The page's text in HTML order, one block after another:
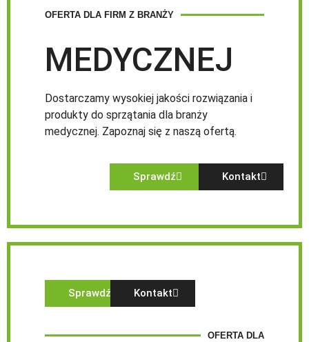
OFERTA DLA FIRM Z BRANŻY
MEDYCZNEJ
Dostarczamy wysokiej jakości rozwiązania i
produkty do sprzątania dla branży
medycznej. Zapoznaj się z naszą ofertą.
Sprawdź Kontakt
Sprawdź Kontakt
OFERTA DLA